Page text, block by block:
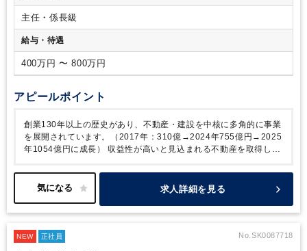
主任・係長級
給与・待遇
400万円 〜 800万円
アピールポイント
創業130年以上の歴史があり、不動産・建設を中核に多角的に事業
を展開されています。（2017年：310億→2024年755億円→2025
年1054億円に成長）
収益性が高いと見込まれる不動産を取得し開
ネコン」の事業、その他、ホテル・介護・温浴・貸会議室等、グル
ープの強みを活かしつつ、総合的に提案し、売上をあげていかれて
法人かと思います。 今回は、経営企画室にて増員の募集です。中
との取引関係の拡充・深化を図るためであり、同社ではなかなかで
求人詳細を見る
NEW 正社員 No.SK0087718